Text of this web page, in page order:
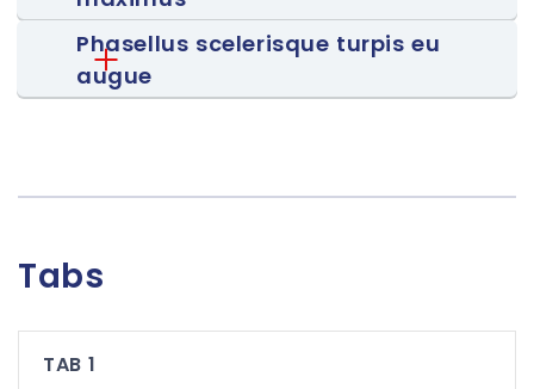
Phasellus scelerisque turpis eu
augue
Tabs
TAB 1